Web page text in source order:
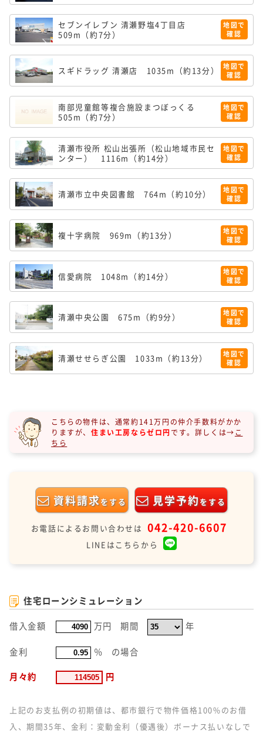
セブンイレブン 清瀬野塩4丁目店
509m（約7分）
地図で
確認
スギドラッグ 清瀬店 1035m（約13分）
地図で
確認
南部児童館等複合施設まつぼっくる
505m（約7分）
地図で
確認
清瀬市役所 松山出張所（松山地域市民セ
ンター）
1116m（約14分）
地図で
確認
清瀬市立中央図書館 764m（約10分）
地図で
確認
複十字病院 969m（約13分）
地図で
確認
信愛病院 1048m（約14分）
地図で
確認
清瀬中央公園 675m（約9分）
地図で
確認
清瀬せせらぎ公園 1033m（約13分）
地図で
確認
こちらの物件は、通常約141万円の仲介手数料がかか
りますが、住まい工房ならゼロ円 です。 詳しくは→ こ
ちら
資料請求をする 見学予約をする
お電話によるお問い合わせは 042-420-6607
LINEはこちらから
住宅ローンシミュレーション
借入金額 万円 期間 年
金利 ％ の場合
月々約 円
上記のお支払例の初期値は、都市銀行で物件価格100%のお借
入、期間35年、金利：変動金利（優遇後）ボーナス払いなしで